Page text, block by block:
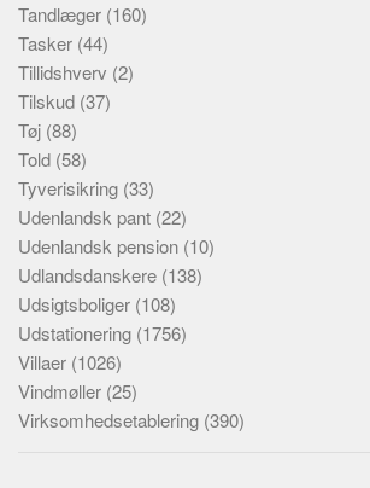
Tandlæger (160)
Tasker (44)
Tillidshverv (2)
Tilskud (37)
Tøj (88)
Told (58)
Tyverisikring (33)
Udenlandsk pant (22)
Udenlandsk pension (10)
Udlandsdanskere (138)
Udsigtsboliger (108)
Udstationering (1756)
Villaer (1026)
Vindmøller (25)
Virksomhedsetablering (390)